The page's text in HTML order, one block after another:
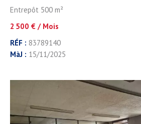
Entrepôt 500 m²
2 500 € / Mois
RÉF : 83789140
MàJ : 15/11/2025